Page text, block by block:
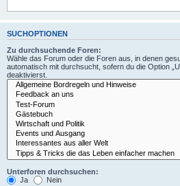
SUCHOPTIONEN
Zu durchsuchende Foren:
Wähle das Forum oder die Foren aus, in denen
automatisch mit durchsucht, sofern du die Option
deaktivierst.
Unterforen durchsuchen:
Ja
Nein